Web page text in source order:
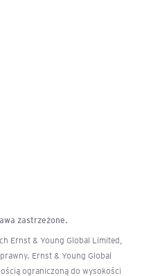
zastrzeżone.
Ernst & Young Global Limited,
Ernst & Young Global
ograniczoną do wysokości